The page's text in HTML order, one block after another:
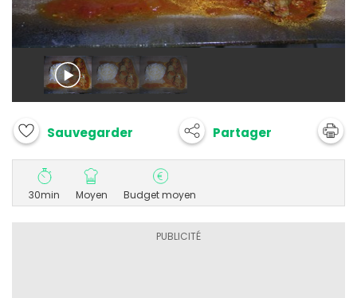
Sauvegarder Partager
30min Moyen Budget moyen